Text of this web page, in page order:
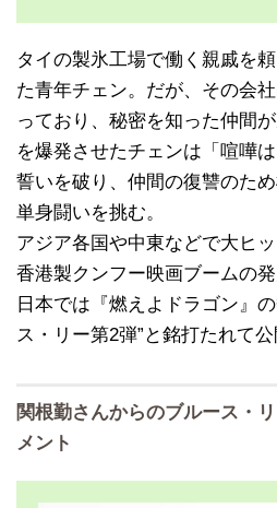
タイの製氷工場で働く親戚を
た青年チェン。だが、その会
っており、秘密を知った仲間
を爆発させたチェンは「喧嘩
誓いを破り、仲間の復讐のた
単身闘いを挑む。
アジア各国や中東などで大ヒ
香港製クンフー映画ブームの
日本では『燃えよドラゴン』
ス・リー第2弾”と銘打たれて公
関根勤さんからのブルース・
メント